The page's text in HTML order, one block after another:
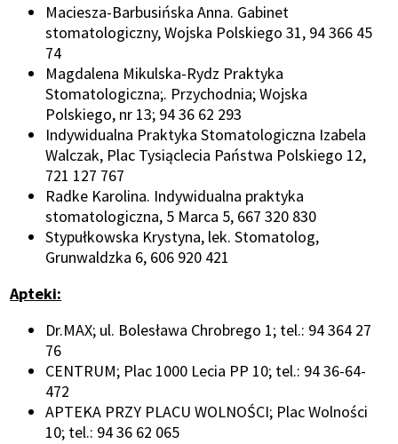
oknie
Maciesza-Barbusińska Anna. Gabinet
stomatologiczny, Wojska Polskiego 31, 94 366 45
74
Magdalena Mikulska-Rydz Praktyka
Stomatologiczna;. Przychodnia; Wojska
Polskiego, nr 13; 94 36 62 293
Indywidualna Praktyka Stomatologiczna Izabela
Walczak, Plac Tysiąclecia Państwa Polskiego 12,
721 127 767
Radke Karolina. Indywidualna praktyka
stomatologiczna, 5 Marca 5, 667 320 830
Stypułkowska Krystyna, lek. Stomatolog,
Grunwaldzka 6, 606 920 421
Apteki:
Dr.MAX; ul. Bolesława Chrobrego 1; tel.: 94 364 27
76
CENTRUM; Plac 1000 Lecia PP 10; tel.: 94 36-64-
472
APTEKA PRZY PLACU WOLNOŚCI; Plac Wolności
10; tel.: 94 36 62 065